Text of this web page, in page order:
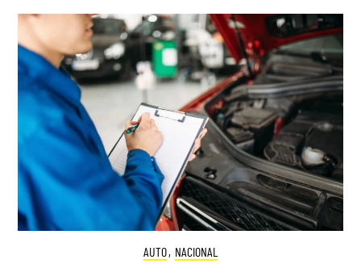
AUTO, NACIONAL